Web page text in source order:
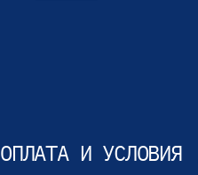
ОПЛАТА И УСЛОВИЯ